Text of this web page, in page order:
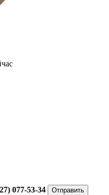
077-53-34 Отправить